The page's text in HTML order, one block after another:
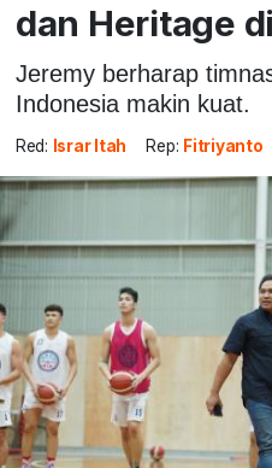
dan Heritage
Jeremy berharap
Indonesia makin kuat.
Red: Israr Itah Rep: Fitriyanto